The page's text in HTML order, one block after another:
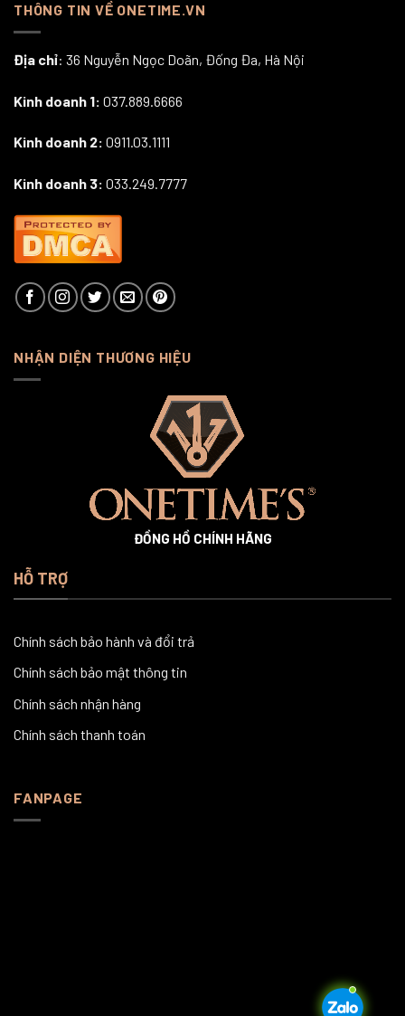
THÔNG TIN VỀ ONETIME.VN
Địa chỉ: 36 Nguyễn Ngọc Doãn, Đống Đa, Hà Nội
Kinh doanh 1: 037.889.6666
Kinh doanh 2: 0911.03.1111
Kinh doanh 3: 033.249.7777
NHẬN DIỆN THƯƠNG HIỆU
ĐỒNG HỒ CHÍNH HÃNG
HỖ TRỢ
Chính sách bảo hành và đổi trả
Chính sách bảo mật thông tin
Chính sách nhận hàng
Chính sách thanh toán
FANPAGE